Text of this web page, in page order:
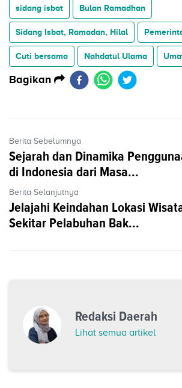
sidang isbat Bulan Ramadhan
Sidang Isbat, Ramadan, Hilal
Cuti bersama Nahdatul Ulama
Bagikan
Berita Sebelumnya
Sejarah dan Dinamika
di Indonesia dari Masa...
Berita Selanjutnya
Jelajahi Keindahan Lokasi
Sekitar Pelabuhan Bak...
Redaksi Daerah
Lihat semua artikel